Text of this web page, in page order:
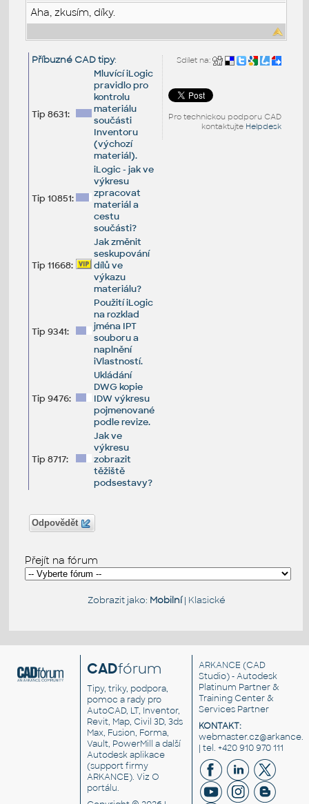
Aha, zkusím, díky.
Sdílet na:
Pro technickou podporu CAD
kontaktujte Helpdesk
Příbuzné CAD tipy:
Tip 8631:
Mluvící iLogic
pravidlo pro
kontrolu
materiálu
součásti
Inventoru
(výchozí
materiál).
Tip 10851:
iLogic - jak ve
výkresu
zpracovat
materiál a
cestu
součásti?
Tip 11668:
Jak změnit
seskupování
dílů ve
výkazu
materiálu?
Tip 9341:
Použití iLogic
na rozklad
jména IPT
souboru a
naplnění
iVlastností.
Tip 9476:
Ukládání
DWG kopie
IDW výkresu
pojmenované
podle revize.
Tip 8717:
Jak ve
výkresu
zobrazit
těžiště
podsestavy?
Odpovědět
Přejít na fórum
Zobrazit jako: Mobilní| Klasické
CADfórum
Tipy, triky, podpora,
pomoc a rady pro
AutoCAD, LT, Inventor,
Revit, Map, Civil 3D, 3ds
Max, Fusion, Forma,
Vault, PowerMill a další
Autodesk aplikace
(support firmy
ARKANCE). VizO
portálu.
ARKANCE (CAD
Studio) - Autodesk
Platinum Partner &
Training Center &
Services Partner
KONTAKT:
| tel. +420 910 970 111